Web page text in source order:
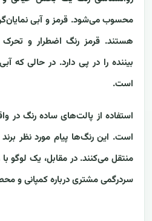
محسوب می‌شود. قرمز و آبی
هستند. قرمز رنگ اضطرار و
بیننده را در پی دارد. در حالی که
است.
استفاده از پالت‌های ساده رنگ در
است. این رنگ‌ها پیام مورد نظر
منتقل می‌کنند. در مقابل، یک لوگو
سردرگمی مشتری درباره کمپانی و